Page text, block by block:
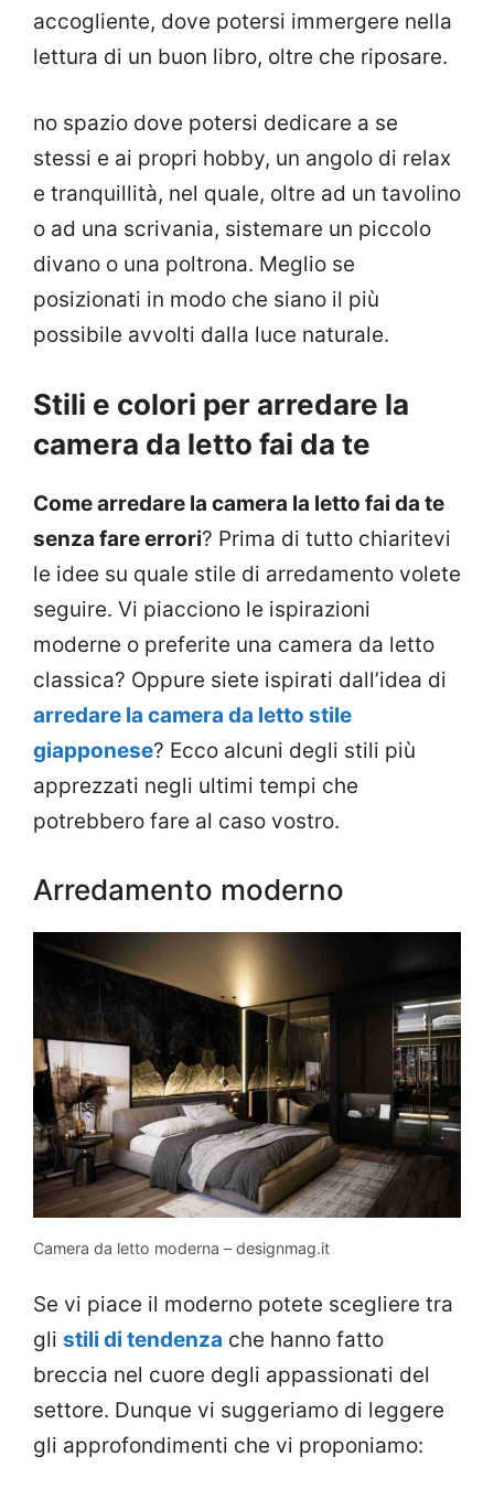
accogliente, dove potersi immergere nella
lettura di un buon libro, oltre che riposare.
no spazio dove potersi dedicare a se
stessi e ai propri hobby, un angolo di relax
e tranquillità, nel quale, oltre ad un tavolino
o ad una scrivania, sistemare un piccolo
divano o una poltrona. Meglio se
posizionati in modo che siano il più
possibile avvolti dalla luce naturale.
Stili e colori per arredare la
camera da letto fai da te
Come arredare la camera la letto fai da te
senza fare errori? Prima di tutto chiaritevi
le idee su quale stile di arredamento volete
seguire. Vi piacciono le ispirazioni
moderne o preferite una camera da letto
classica? Oppure siete ispirati dall’idea di
arredare la camera da letto stile
giapponese? Ecco alcuni degli stili più
apprezzati negli ultimi tempi che
potrebbero fare al caso vostro.
Arredamento moderno
Camera da letto moderna – designmag.it
Se vi piace il moderno potete scegliere tra
gli stili di tendenza che hanno fatto
breccia nel cuore degli appassionati del
settore. Dunque vi suggeriamo di leggere
gli approfondimenti che vi proponiamo: